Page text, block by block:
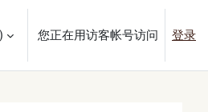
您正在用访客帐号访问 登录